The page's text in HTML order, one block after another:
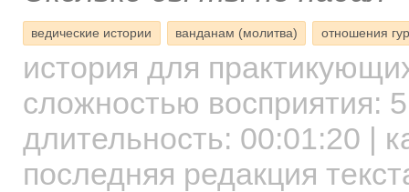
ведические истории ванданам (молитва) отношения
история для
сложностью восприятия: 5
длительность: 00:01:20 |
последняя редакция